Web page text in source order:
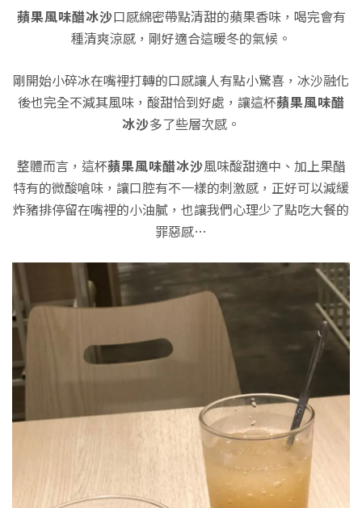
蘋果風味醋冰沙口感綿密帶點清甜的蘋果香味，喝完會有
種清爽涼感，剛好適合這暖冬的氣候。
剛開始小碎冰在嘴裡打轉的口感讓人有點小驚喜，冰沙融化
後也完全不減其風味，酸甜恰到好處，讓這杯蘋果風味醋
冰沙多了些層次感。
整體而言，這杯蘋果風味醋冰沙風味酸甜適中、加上果醋
特有的微酸嗆味，讓口腔有不一樣的刺激感，正好可以減緩
炸豬排停留在嘴裡的小油膩，也讓我們心理少了點吃大餐的
罪惡感…